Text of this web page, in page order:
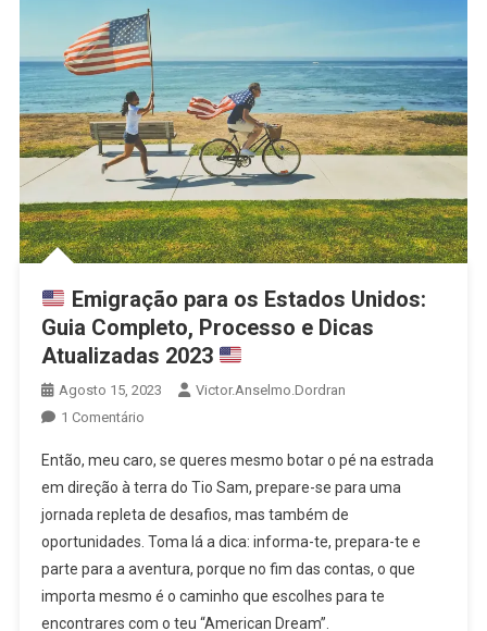
Emigração para os Estados Unidos:
Guia Completo, Processo e Dicas
Atualizadas 2023
Agosto 15, 2023
Victor.anselmo.dordran
1 Comentário
Então, meu caro, se queres mesmo botar o pé na estrada
em direção à terra do Tio Sam, prepare-se para uma
jornada repleta de desafios, mas também de
oportunidades. Toma lá a dica: informa-te, prepara-te e
parte para a aventura, porque no fim das contas, o que
importa mesmo é o caminho que escolhes para te
encontrares com o teu “American Dream”.